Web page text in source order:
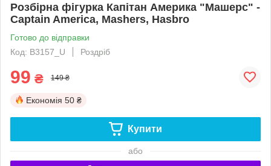
Розбірна фігурка Капітан Америка "Машерс" -
Captain America, Mashers, Hasbro
Готово до відправки
Код: B3157_U
Роздріб
99 ₴ 149 ₴
Економія 50 ₴
Купити
або